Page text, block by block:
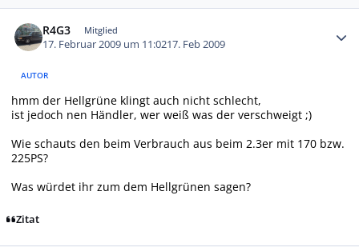
R4G3 Mitglied
17. Februar 2009 um 11:0217. Feb 2009
AUTOR
hmm der Hellgrüne klingt auch nicht schlecht,
ist jedoch nen Händler, wer weiß was der verschweigt ;)
Wie schauts den beim Verbrauch aus beim 2.3er mit 170 bzw.
225PS?
Was würdet ihr zum dem Hellgrünen sagen?
Zitat